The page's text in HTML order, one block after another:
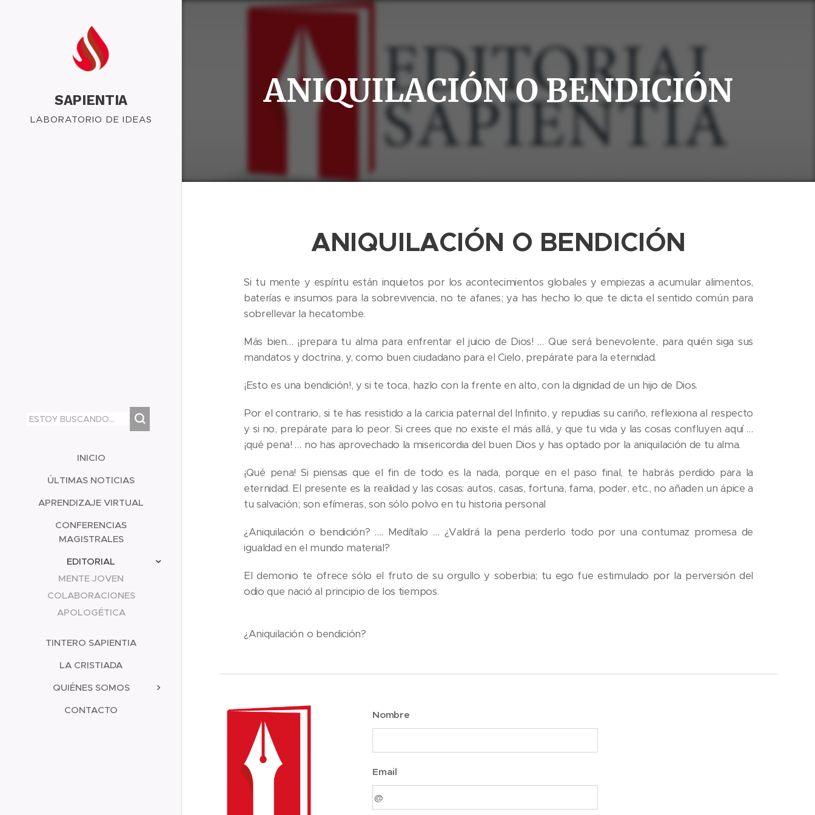
SAPIENTIA
LABORATORIO DE IDEAS
INICIO
ÚLTIMAS NOTICIAS
APRENDIZAJE VIRTUAL
CONFERENCIAS
MAGISTRALES
EDITORIAL
MENTE JOVEN
COLABORACIONES
APOLOGÉTICA
TINTERO SAPIENTIA
LA CRISTIADA
QUIÉNES SOMOS
CONTACTO
ANIQUILACIÓN O BENDICIÓN
ANIQUILACIÓN O BENDICIÓN
Si tu mente y espíritu están inquietos por los acontecimientos globales y empiezas a acumular alimentos,
baterías e insumos para la sobrevivencia, no te afanes; ya has hecho lo que te dicta el sentido común para
sobrellevar la hecatombe.
Más bien… ¡prepara tu alma para enfrentar el juicio de Dios! … Que será benevolente, para quién siga sus
mandatos y doctrina, y, como buen ciudadano para el Cielo, prepárate para la eternidad.
¡Esto es una bendición!, y si te toca, hazlo con la frente en alto, con la dignidad de un hijo de Dios.
Por el contrario, si te has resistido a la caricia paternal del Infinito, y repudias su cariño, reflexiona al respecto
y si no, prepárate para lo peor. Si crees que no existe el más allá, y que tu vida y las cosas confluyen aquí …
¡qué pena! … no has aprovechado la misericordia del buen Dios y has optado por la aniquilación de tu alma.
¡Qué pena! Si piensas que el fin de todo es la nada, porque en el paso final, te habrás perdido para la
eternidad. El presente es la realidad y las cosas: autos, casas, fortuna, fama, poder, etc., no añaden un ápice a
tu salvación; son efímeras, son sólo polvo en tu historia personal
¿Aniquilación o bendición? …. Medítalo … ¿Valdrá la pena perderlo todo por una contumaz promesa de
igualdad en el mundo material?
El demonio te ofrece sólo el fruto de su orgullo y soberbia; tu ego fue estimulado por la perversión del
odio que nació al principio de los tiempos.
¿Aniquilación o bendición?
Nombre
Email